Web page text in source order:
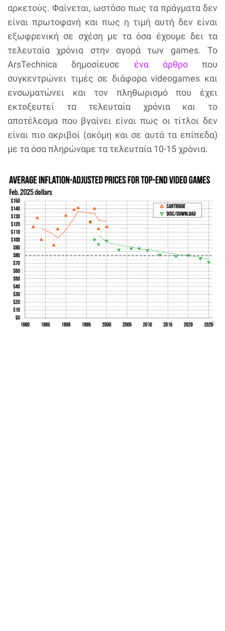
αρκετούς. Φαίνεται, ωστόσο πως τα πράγματα δεν
είναι πρωτοφανή και πως η τιμή αυτή δεν είναι
εξωφρενική σε σχέση με τα όσα έχουμε δει τα
τελευταία χρόνια στην αγορά των games. Το
ArsTechnica δημοσίευσε ένα άρθροπου
συγκεντρώνει τιμές σε διάφορα videogames και
ενσωματώνει και τον πληθωρισμό που έχει
εκτοξευτεί τα τελευταία χρόνια και το
αποτέλεσμα που βγαίνει είναι πως οι τίτλοι δεν
είναι πιο ακριβοί (ακόμη και σε αυτά τα επίπεδα)
με τα όσα πληρώναμε τα τελευταία 10-15 χρόνια.